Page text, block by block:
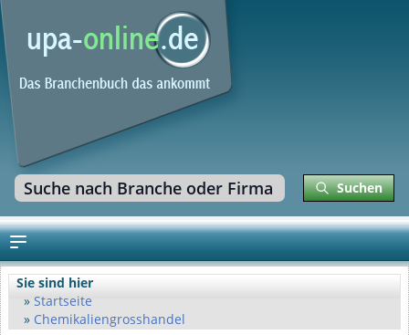
Suchen
Sie sind hier
Startseite
Chemikaliengrosshandel